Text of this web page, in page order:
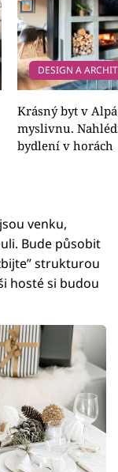
DESIGN A
Krásný byt v
myslivnu.
bydlení v horách
venku,
Bude působit
strukturou
hosté si budou